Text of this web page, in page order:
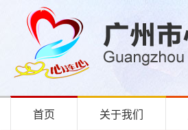
首页 关于我们